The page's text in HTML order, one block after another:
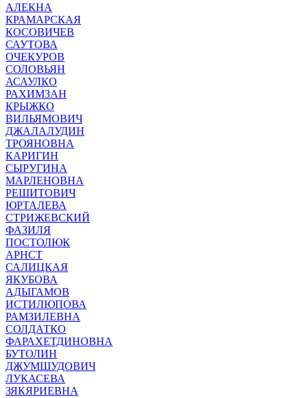
АЛЕКНА
КРАМАРСКАЯ
КОСОВИЧЕВ
САУТОВА
ОЧЕКУРОВ
СОЛОВЬЯН
АСАУЛКО
РАХИМЗАН
КРЫЖКО
ВИЛЬЯМОВИЧ
ДЖАЛАЛУДИН
ТРОЯНОВНА
КАРИГИН
СЫРУГИНА
МАРЛЕНОВНА
РЕШИТОВИЧ
ЮРТАЛЕВА
СТРИЖЕВСКИЙ
ФАЗИЛЯ
ПОСТОЛЮК
АРНСТ
САЛИЦКАЯ
ЯКУБОВА
АДЫГАМОВ
ИСТИЛЮПОВА
РАМЗИЛЕВНА
СОЛДАТКО
ФАРАХЕТДИНОВНА
БУТОЛИН
ДЖУМШУДОВИЧ
ЛУКАСЕВА
ЗЯКЯРИЕВНА